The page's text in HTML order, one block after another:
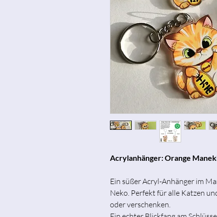
Acrylanhänger: Orange
Ein süßer Acryl-Anhänger im
Neko. Perfekt für alle Katzen
oder verschenken.